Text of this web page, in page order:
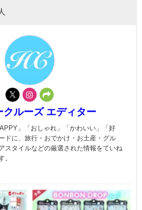
クルーズ エディター
」「おしゃれ」「かわいい」「好
ドに、旅行・おでかけ・お土産・グル
スタイルなどの厳選された情報をていね
。